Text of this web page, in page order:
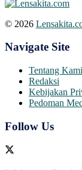
© 2026
Navigate Site
Tentang Kami
Redaksi
Kebijakan
Pedoman
Follow Us